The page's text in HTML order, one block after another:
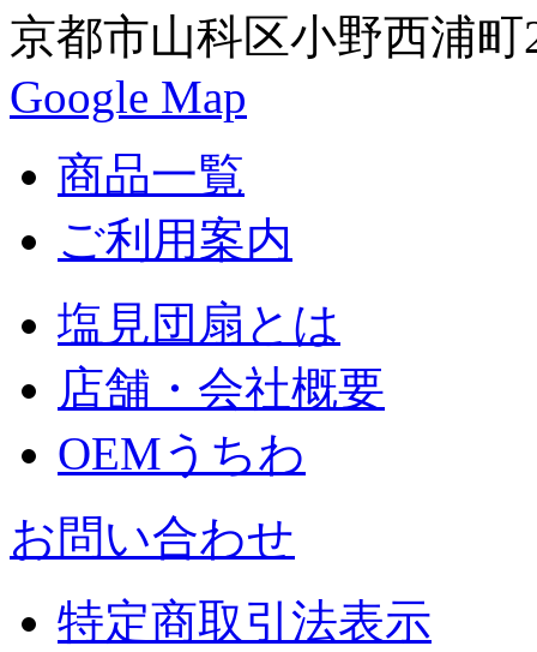
京都市山科区小野西浦町
Google Map
商品一覧
ご利用案内
塩見団扇とは
店舗・会社概要
OEMうちわ
お問い合わせ
特定商取引法表示